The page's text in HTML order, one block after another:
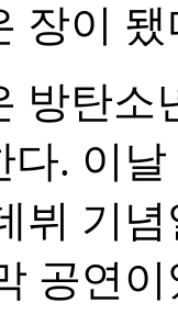
장이 됐
방탄소
다. 이
뷔 기
공연